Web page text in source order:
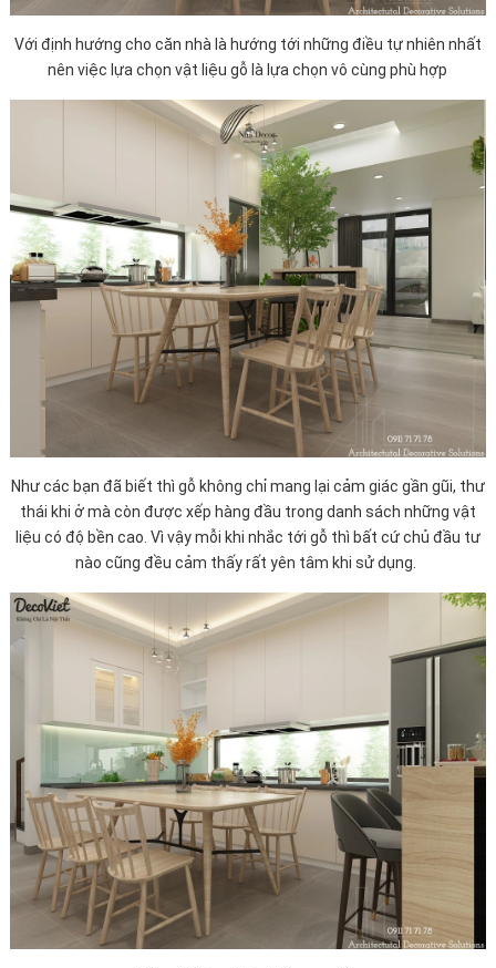
Với định hướng cho căn nhà là hướng tới những điều tự nhiên nhất
nên việc lựa chọn vật liệu gỗ là lựa chọn vô cùng phù hợp
Như các bạn đã biết thì gỗ không chỉ mang lại cảm giác gần gũi, thư
thái khi ở mà còn được xếp hàng đầu trong danh sách những vật
liệu có độ bền cao. Vì vậy mỗi khi nhắc tới gỗ thì bất cứ chủ đầu tư
nào cũng đều cảm thấy rất yên tâm khi sử dụng.